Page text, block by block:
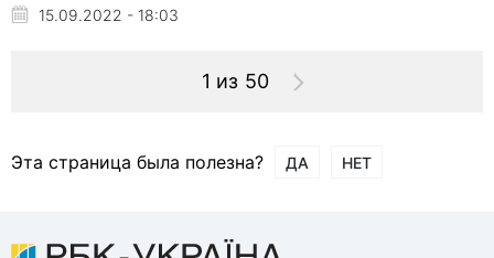
15.09.2022 - 18:03
1 из 50
Эта страница была полезна? ДА НЕТ